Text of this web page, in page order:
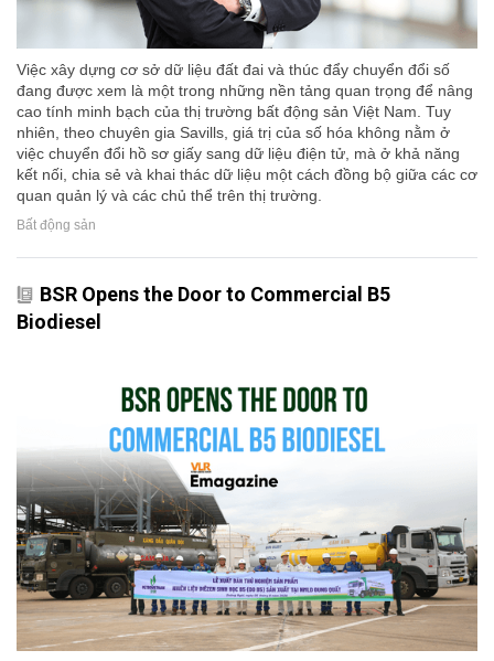
Việc xây dựng cơ sở dữ liệu đất đai và thúc đẩy chuyển đổi số
đang được xem là một trong những nền tảng quan trọng để nâng
cao tính minh bạch của thị trường bất động sản Việt Nam. Tuy
nhiên, theo chuyên gia Savills, giá trị của số hóa không nằm ở
việc chuyển đổi hồ sơ giấy sang dữ liệu điện tử, mà ở khả năng
kết nối, chia sẻ và khai thác dữ liệu một cách đồng bộ giữa các cơ
quan quản lý và các chủ thể trên thị trường.
Bất động sản
BSR Opens the Door to Commercial B5
Biodiesel